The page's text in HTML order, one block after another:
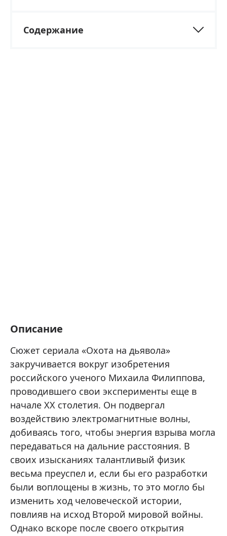
Содержание
Описание
Сюжет сериала «Охота на дьявола»
закручивается вокруг изобретения
российского ученого Михаила Филиппова,
проводившего свои эксперименты еще в
начале XX столетия. Он подвергал
воздействию электромагнитные волны,
добиваясь того, чтобы энергия взрыва могла
передаваться на дальние расстояния. В
своих изысканиях талантливый физик
весьма преуспел и, если бы его разработки
были воплощены в жизнь, то это могло бы
изменить ход человеческой истории,
повлияв на исход Второй мировой войны.
Однако вскоре после своего открытия